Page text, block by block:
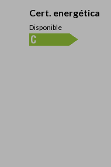
Cert. energética
Disponible